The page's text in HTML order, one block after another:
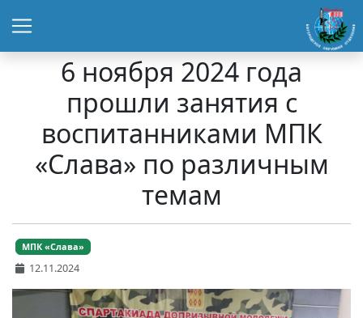
6 ноября 2024 года
прошли занятия с
воспитанниками МПК
«Слава» по различным
темам
МПК «Слава»
12.11.2024